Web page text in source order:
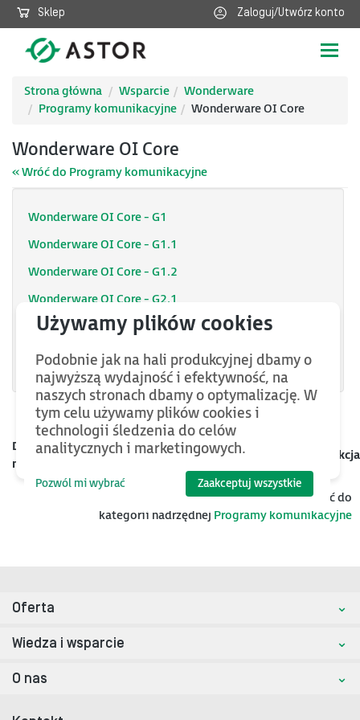
Sklep Zaloguj/Utwórz konto
Strona główna
Wsparcie
Wonderware
Programy komunikacyjne
Wonderware OI Core
Wonderware OI Core
« Wróć do Programy komunikacyjne
Wonderware OI Core - G1
Wonderware OI Core - G1.1
Wonderware OI Core - G1.2
Wonderware OI Core - G2.1
Wonderware OI Core - G2.2
Wonderware OI Core - G3.0
Data
mod.
KategoriaNazwa Akcja
Jeśli chcesz znaleźć więcej plików oraz bazy wiedzy, wróć do
kategorii nadrzędnej Programy komunikacyjne
Oferta
Wiedza i wsparcie
O nas
Podobnie jak na hali produkcyjnej dbamy o
najwyższą wydajność i efektywność, na
naszych stronach dbamy o optymalizację. W
tym celu używamy plików cookies i
technologii śledzenia do celów
analitycznych i marketingowych.
Pozwól mi wybrać Zaakceptuj wszystkie